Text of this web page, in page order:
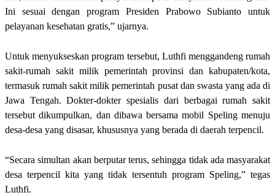
Ini sesuai dengan program Presiden Prabowo Subianto untuk
pelayanan kesehatan gratis,” ujarnya.
Untuk menyukseskan program tersebut, Luthfi menggandeng rumah
sakit-rumah sakit milik pemerintah provinsi dan kabupaten/kota,
termasuk rumah sakit milik pemerintah pusat dan swasta yang ada di
Jawa Tengah. Dokter-dokter spesialis dari berbagai rumah sakit
tersebut dikumpulkan, dan dibawa bersama mobil Speling menuju
desa-desa yang disasar, khususnya yang berada di daerah terpencil.
“Secara simultan akan berputar terus, sehingga tidak ada masyarakat
desa terpencil kita yang tidak tersentuh program Speling,” tegas
Luthfi.